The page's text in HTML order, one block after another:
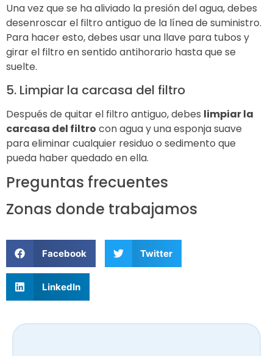
Una vez que se ha aliviado la presión del agua, debes
desenroscar el filtro antiguo de la línea de suministro.
Para hacer esto, debes usar una llave para tubos y
girar el filtro en sentido antihorario hasta que se
suelte.
5. Limpiar la carcasa del filtro
Después de quitar el filtro antiguo, debes limpiar la
carcasa del filtro con agua y una esponja suave
para eliminar cualquier residuo o sedimento que
pueda haber quedado en ella.
Preguntas frecuentes
Zonas donde trabajamos
Facebook Twitter
LinkedIn